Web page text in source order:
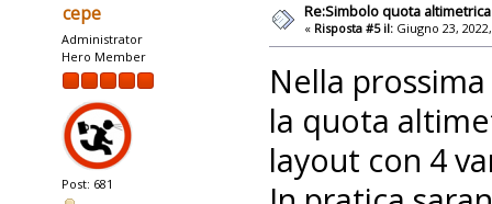
cepe
Administrator
Hero Member
Post: 681
Re:Simbolo quota
« Risposta #5 il: Giugno 23,
Nella
la quota
layout con 4